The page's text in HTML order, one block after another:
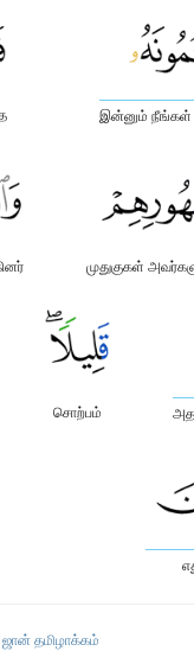
இன்னும் நீங்கள்
முதுகுகள்
சொற்பம்
தமிழாக்கம்